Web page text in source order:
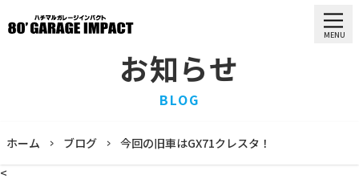
MENU
HOME
ホーム
PURCHASE
買取情報
お知らせ
BLOG
ホーム ブログ
今回の旧車はGX71クレスタ！
<